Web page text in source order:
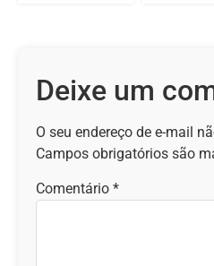
Deixe um
O seu endereço de e-mail
Campos obrigatórios são
Comentário *